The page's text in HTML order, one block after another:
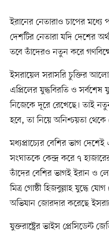
ইরানের নেতারাও চাপের মধ্যে
দেশটির নেতারা যদি দেশের
তবে তাঁদেরও নতুন করে
ইসরায়েল সরাসরি চুক্তির
এপ্রিলের যুদ্ধবিরতি ও সর্বশেষ
নিজেকে দূরে রেখেছে। তাই
হবে, তা নিয়ে অনিশ্চয়তা থেকে
মধ্যপ্রাচ্যের বেশির ভাগ
সংঘাতকে কেন্দ্র করে ৭
তাঁদের বেশির ভাগই ইরান ও
মিত্র গোষ্ঠী হিজবুল্লাহ যুদ্ধে
অভিযান জোরদার করেছে
যুক্তরাষ্ট্রের ভাইস প্রেসিডেন্ট